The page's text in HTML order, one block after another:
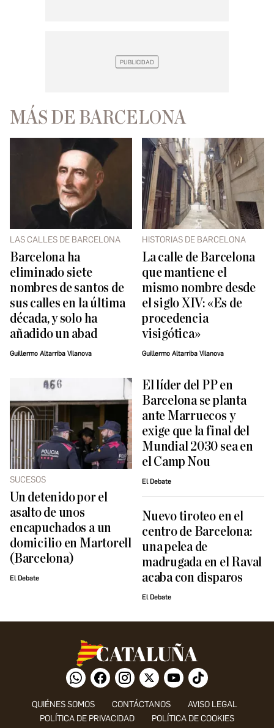
MÁS DE BARCELONA
LAS CALLES DE BARCELONA
Barcelona ha
eliminado siete
nombres de santos de
sus calles en la última
década, y solo ha
añadido un abad
Guillermo Altarriba Vilanova
HISTORIAS DE BARCELONA
La calle de Barcelona
que mantiene el
mismo nombre desde
el siglo XIV: «Es de
procedencia
visigótica»
Guillermo Altarriba Vilanova
SUCESOS
Un detenido por el
asalto de unos
encapuchados a un
domicilio en Martorell
(Barcelona)
El Debate
El líder del PP en
Barcelona se planta
ante Marruecos y
exige que la final del
Mundial 2030 sea en
el Camp Nou
El Debate
Nuevo tiroteo en el
centro de Barcelona:
una pelea de
madrugada en el Raval
acaba con disparos
El Debate
QUIÉNES SOMOS CONTÁCTANOS
AVISO LEGAL
POLÍTICA DE PRIVACIDAD
POLÍTICA DE COOKIES